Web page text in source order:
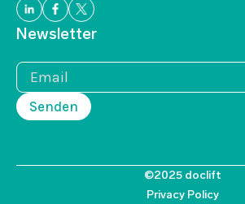
Newsletter
©2025 doclift
Privacy Policy